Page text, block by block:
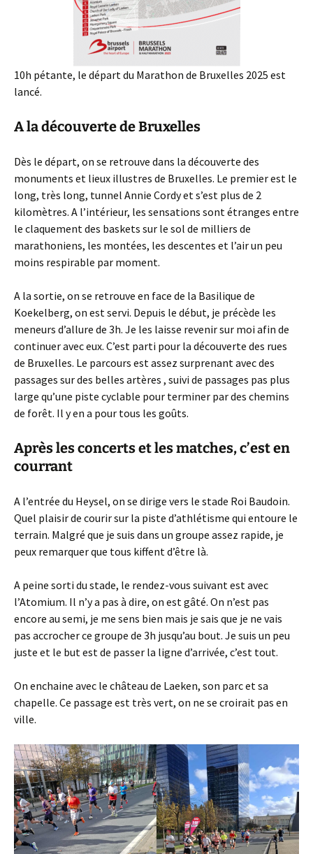
10h pétante, le départ du Marathon de Bruxelles 2025 est
lancé.
A la découverte de Bruxelles
Dès le départ, on se retrouve dans la découverte des
monuments et lieux illustres de Bruxelles. Le premier est le
long, très long, tunnel Annie Cordy et s’est plus de 2
kilomètres. A l’intérieur, les sensations sont étranges entre
le claquement des baskets sur le sol de milliers de
marathoniens, les montées, les descentes et l’air un peu
moins respirable par moment.
A la sortie, on se retrouve en face de la Basilique de
Koekelberg, on est servi. Depuis le début, je précède les
meneurs d’allure de 3h. Je les laisse revenir sur moi afin de
continuer avec eux. C’est parti pour la découverte des rues
de Bruxelles. Le parcours est assez surprenant avec des
passages sur des belles artères , suivi de passages pas plus
large qu’une piste cyclable pour terminer par des chemins
de forêt. Il y en a pour tous les goûts.
Après les concerts et les matches, c’est en
courrant
A l’entrée du Heysel, on se dirige vers le stade Roi Baudoin.
Quel plaisir de courir sur la piste d’athlétisme qui entoure le
terrain. Malgré que je suis dans un groupe assez rapide, je
peux remarquer que tous kiffent d’être là.
A peine sorti du stade, le rendez-vous suivant est avec
l’Atomium. Il n’y a pas à dire, on est gâté. On n’est pas
encore au semi, je me sens bien mais je sais que je ne vais
pas accrocher ce groupe de 3h jusqu’au bout. Je suis un peu
juste et le but est de passer la ligne d’arrivée, c’est tout.
On enchaine avec le château de Laeken, son parc et sa
chapelle. Ce passage est très vert, on ne se croirait pas en
ville.